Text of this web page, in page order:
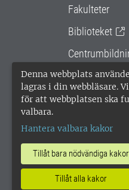
Denna webbplats
lagras i din webbläsare.
för att webbplatsen ska
valbara.
Hantera valbara kakor
Tillåt bara nödvändiga kakor
Tillåt alla kakor
Fakulteter
Biblioteket
SLU,
enligt ISO